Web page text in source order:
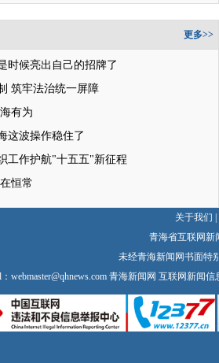
更多>>
时候亮出自己的招牌了
筑牢法治统一屏障
有为
这波操作稳住了
工作护航"十五五"新征程
恒常
关于我们
青海省互联网
未经青海新闻网书面特
webmaster@qhnews.com青海新闻网 互联网新闻信